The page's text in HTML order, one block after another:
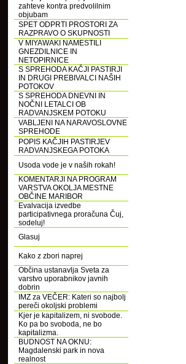
zahteve kontra predvolilnim
objubam
SPET ODPRTI PROSTORI ZA
RAZPRAVO O SKUPNOSTI
V MIYAWAKI NAMESTILI
GNEZDILNICE IN
NETOPIRNICE
S SPREHODA KAČJI PASTIRJI
IN DRUGI PREBIVALCI NAŠIH
POTOKOV
S SPREHODA DNEVNI IN
NOČNI LETALCI OB
RADVANJSKEM POTOKU
VABLJENI NA NARAVOSLOVNE
SPREHODE
POPIS KAČJIH PASTIRJEV
RADVANJSKEGA POTOKA
Usoda vode je v naših rokah!
KOMENTARJI NA PROGRAM
VARSTVA OKOLJA MESTNE
OBČINE MARIBOR
Evalvacija izvedbe
participativnega proračuna Čuj,
sodeluj!
Glasuj
Kako z zbori naprej
Občina ustanavlja Sveta za
varstvo uporabnikov javnih
dobrin
IMZ za VEČER: Kateri so najbolj
pereči okoljski problemi
Kjer je kapitalizem, ni svobode.
Ko pa bo svoboda, ne bo
kapitalizma.
BUDNOST NA OKNU:
Magdalenski park in nova
realnost